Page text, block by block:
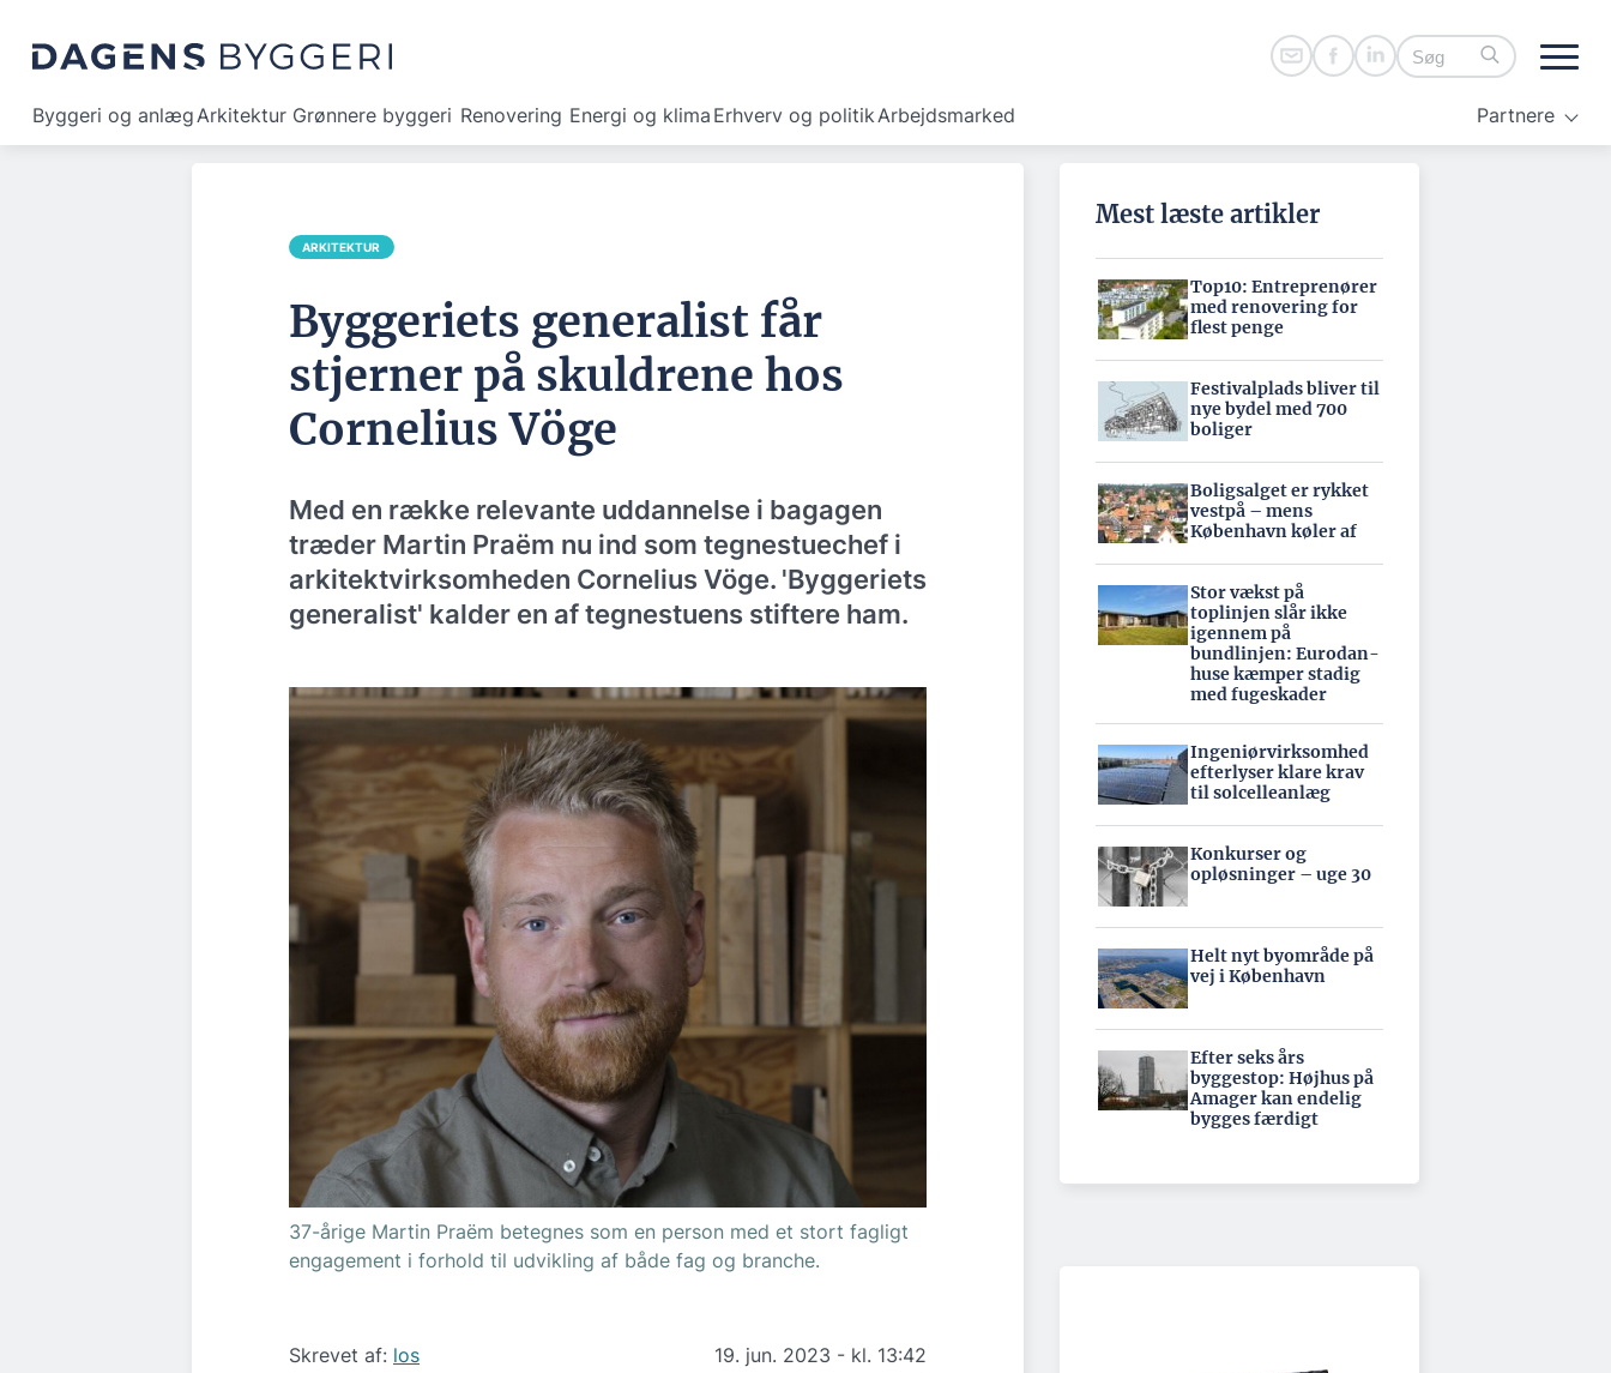
Byggeri og anlægArkitektur Grønnere byggeri Renovering Energi og klima Erhverv og politikArbejdsmarked Partnere
ARKITEKTUR
Byggeriets generalist får
stjerner på skuldrene hos
Cornelius Vöge
Med en række relevante uddannelse i bagagen
træder Martin Praëm nu ind som tegnestuechef i
arkitektvirksomheden Cornelius Vöge. 'Byggeriets
generalist' kalder en af tegnestuens stiftere ham.
37-årige Martin Praëm betegnes som en person med et stort fagligt
engagement i forhold til udvikling af både fag og branche.
Skrevet af: los 19. jun. 2023 - kl. 13:42
Mest læste artikler
Top10: Entreprenører
med renovering for
flest penge
Festivalplads bliver til
nye bydel med 700
boliger
Boligsalget er rykket
vestpå – mens
København køler af
Stor vækst på
toplinjen slår ikke
igennem på
bundlinjen: Eurodan-
huse kæmper stadig
med fugeskader
Ingeniørvirksomhed
efterlyser klare krav
til solcelleanlæg
Konkurser og
opløsninger – uge 30
Helt nyt byområde på
vej i København
Efter seks års
byggestop: Højhus på
Amager kan endelig
bygges færdigt